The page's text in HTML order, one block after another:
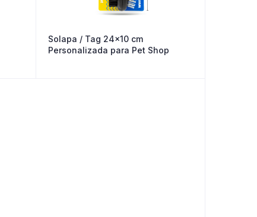
Solapa / Tag 24×10 cm
Personalizada para Pet Shop